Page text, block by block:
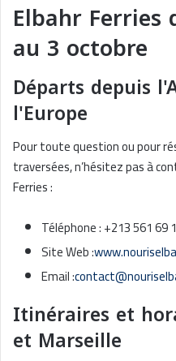
Elbahr Ferries
au 3 octobre
Départs depuis
l'Europe
Pour toute question ou pour
traversées, n’hésitez pas à
Ferries :
Téléphone : +213 561 69
Site Web :
Email :
Itinéraires et
et Marseille